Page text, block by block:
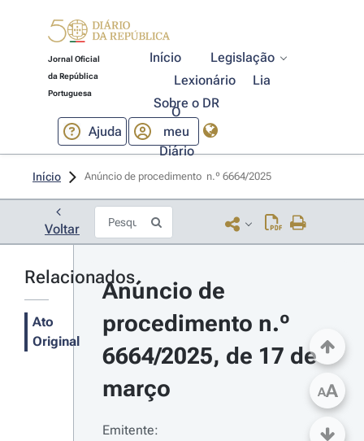
Jornal Oficial
da República
Portuguesa
Início
Legislação
Lexionário
Lia
Sobre o DR
Ajuda
O
meu
Diário
Início Anúncio de procedimento  n.º 6664/2025
Voltar
Relacionados
Ato
Original
Anúncio de
procedimento n.º
6664/2025, de 17 de
março
Emitente:
AA